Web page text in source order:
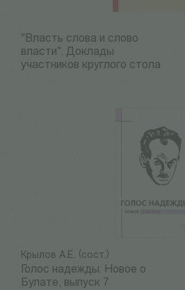
"Власть слова и слово
власти". Доклады
участников круглого стола
Крылов А.Е. (сост.)
Голос надежды. Новое о
Булате, выпуск 7